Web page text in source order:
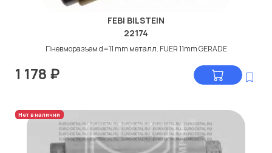
FEBI BILSTEIN
22174
Пневморазъем d=11 mm металл. FUER 11mm GERADE
1 178 ₽
Нет в наличии